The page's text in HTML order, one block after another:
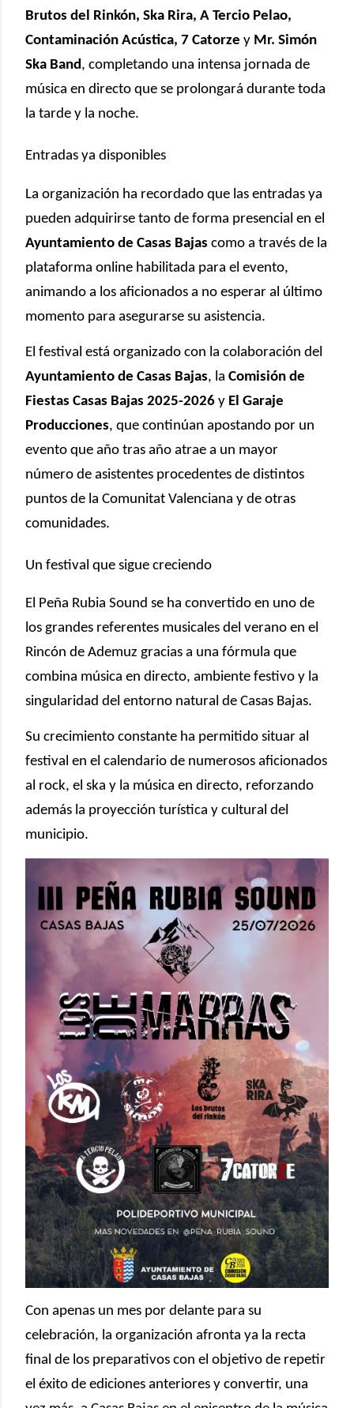
Brutos del Rinkón, Ska Rira, A Tercio Pelao,
Contaminación Acústica, 7 Catorze y Mr. Simón
Ska Band , completando una intensa jornada de
música en directo que se prolongará durante toda
la tarde y la noche.
Entradas ya disponibles
La organización ha recordado que las entradas ya
pueden adquirirse tanto de forma presencial en el
Ayuntamiento de Casas Bajas como a través de la
plataforma online habilitada para el evento,
animando a los aficionados a no esperar al último
momento para asegurarse su asistencia.
El festival está organizado con la colaboración del
Ayuntamiento de Casas Bajas, la Comisión de
Fiestas Casas Bajas 2025-2026 y El Garaje
Producciones, que continúan apostando por un
evento que año tras año atrae a un mayor
número de asistentes procedentes de distintos
puntos de la Comunitat Valenciana y de otras
comunidades.
Un festival que sigue creciendo
El Peña Rubia Sound se ha convertido en uno de
los grandes referentes musicales del verano en el
Rincón de Ademuz gracias a una fórmula que
combina música en directo, ambiente festivo y la
singularidad del entorno natural de Casas Bajas.
Su crecimiento constante ha permitido situar al
festival en el calendario de numerosos aficionados
al rock, el ska y la música en directo, reforzando
además la proyección turística y cultural del
municipio.
Con apenas un mes por delante para su
celebración, la organización afronta ya la recta
final de los preparativos con el objetivo de repetir
el éxito de ediciones anteriores y convertir, una